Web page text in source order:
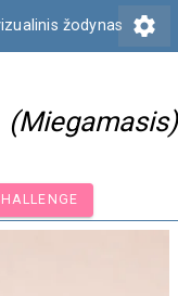
žodynas settings
(Miegamasis)
CHALLENGE